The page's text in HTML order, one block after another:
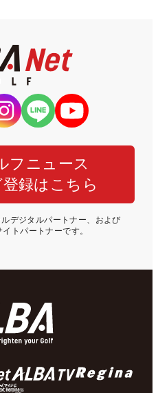
フニュース
録はこちら
デジタルパートナー、および
トパートナーです。